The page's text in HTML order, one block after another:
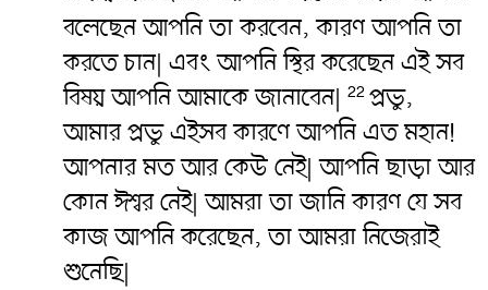
বলেছেন আপনি তা করবেন, কারণ আপনি তা
করতে চান| এবং আপনি স্থির করেছেন এই সব
বিষয় আপনি আমাকে জানাবেন| 22 প্রভু,
আমার প্রভু এইসব কারণে আপনি এত মহান!
আপনার মত আর কেউ নেই| আপনি ছাড়া আর
কোন ঈশ্বর নেই| আমরা তা জানি কারণ যে সব
কাজ আপনি করেছেন, তা আমরা নিজেরাই
শুনেছি|